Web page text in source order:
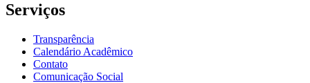
Serviços
Transparência
Calendário Acadêmico
Contato
Comunicação Social